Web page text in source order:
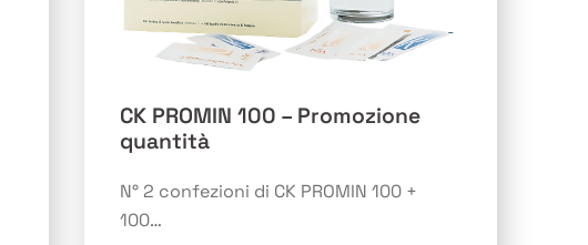
CK PROMIN 100 – Promozione
quantità
N° 2 confezioni di CK PROMIN 100 +
100…